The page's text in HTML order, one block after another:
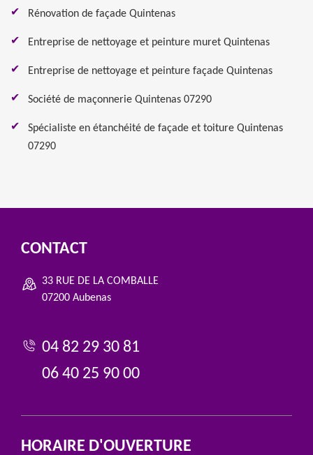
Rénovation de façade Quintenas
Entreprise de nettoyage et peinture muret Quintenas
Entreprise de nettoyage et peinture façade Quintenas
Société de maçonnerie Quintenas 07290
Spécialiste en étanchéité de façade et toiture Quintenas
07290
CONTACT
33 RUE DE LA COMBALLE
07200 Aubenas
04 82 29 30 81
06 40 25 90 00
HORAIRE D'OUVERTURE